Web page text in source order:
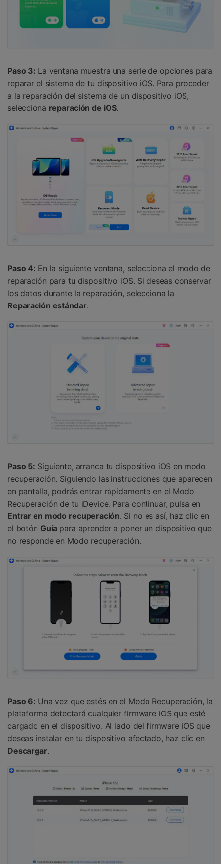
Paso 3: La ventana muestra una serie de opciones para
reparar el sistema de tu dispositivo iOS. Para proceder
a la reparación del sistema de un dispositivo iOS,
selecciona reparación de iOS.
Paso 4: En la siguiente ventana, selecciona el modo de
reparación para tu dispositivo iOS. Si deseas conservar
los datos durante la reparación, selecciona la
Reparación estándar.
Paso 5: Siguiente, arranca tu dispositivo iOS en modo
recuperación. Siguiendo las instrucciones que aparecen
en pantalla, podrás entrar rápidamente en el Modo
Recuperación de tu iDevice. Para continuar, pulsa en
Entrar en modo recuperación. Si no es así, haz clic en
el botón Guía para aprender a poner un dispositivo que
no responde en Modo recuperación.
Paso 6: Una vez que estés en el Modo Recuperación, la
plataforma detectará cualquier firmware iOS que esté
cargado en el dispositivo. Al lado del firmware iOS que
deseas instalar en tu dispositivo afectado, haz clic en
Descargar.